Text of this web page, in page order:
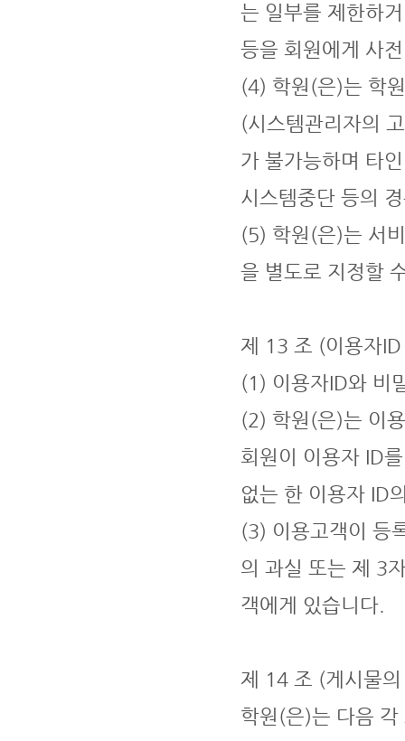
는 일부를 제한하
등을 회원에게 사
(4) 학원(은)는 학
(시스템관리자의
가 불가능하며 타
시스템중단 등의
(5) 학원(은)는 서
을 별도로 지정할
제 13 조 (이용자
(1) 이용자ID와 비
(2) 학원(은)는 이
회원이 이용자 ID
없는 한 이용자 ID
(3) 이용고객이 등
의 과실 또는 제 3
객에게 있습니다.
제 14 조 (게시물
학원(은)는 다음